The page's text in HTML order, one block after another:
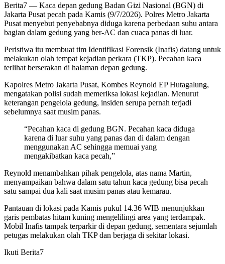
Berita7 — Kaca depan gedung Badan Gizi Nasional (BGN) di
Jakarta Pusat pecah pada Kamis (9/7/2026). Polres Metro Jakarta
Pusat menyebut penyebabnya diduga karena perbedaan suhu antara
bagian dalam gedung yang ber-AC dan cuaca panas di luar.
Peristiwa itu membuat tim Identifikasi Forensik (Inafis) datang untuk
melakukan olah tempat kejadian perkara (TKP). Pecahan kaca
terlihat berserakan di halaman depan gedung.
Kapolres Metro Jakarta Pusat, Kombes Reynold EP Hutagalung,
mengatakan polisi sudah memeriksa lokasi kejadian. Menurut
keterangan pengelola gedung, insiden serupa pernah terjadi
sebelumnya saat musim panas.
“Pecahan kaca di gedung BGN. Pecahan kaca diduga
karena di luar suhu yang panas dan di dalam dengan
menggunakan AC sehingga memuai yang
mengakibatkan kaca pecah,”
Reynold menambahkan pihak pengelola, atas nama Martin,
menyampaikan bahwa dalam satu tahun kaca gedung bisa pecah
satu sampai dua kali saat musim panas atau kemarau.
Pantauan di lokasi pada Kamis pukul 14.36 WIB menunjukkan
garis pembatas hitam kuning mengelilingi area yang terdampak.
Mobil Inafis tampak terparkir di depan gedung, sementara sejumlah
petugas melakukan olah TKP dan berjaga di sekitar lokasi.
Ikuti Berita7